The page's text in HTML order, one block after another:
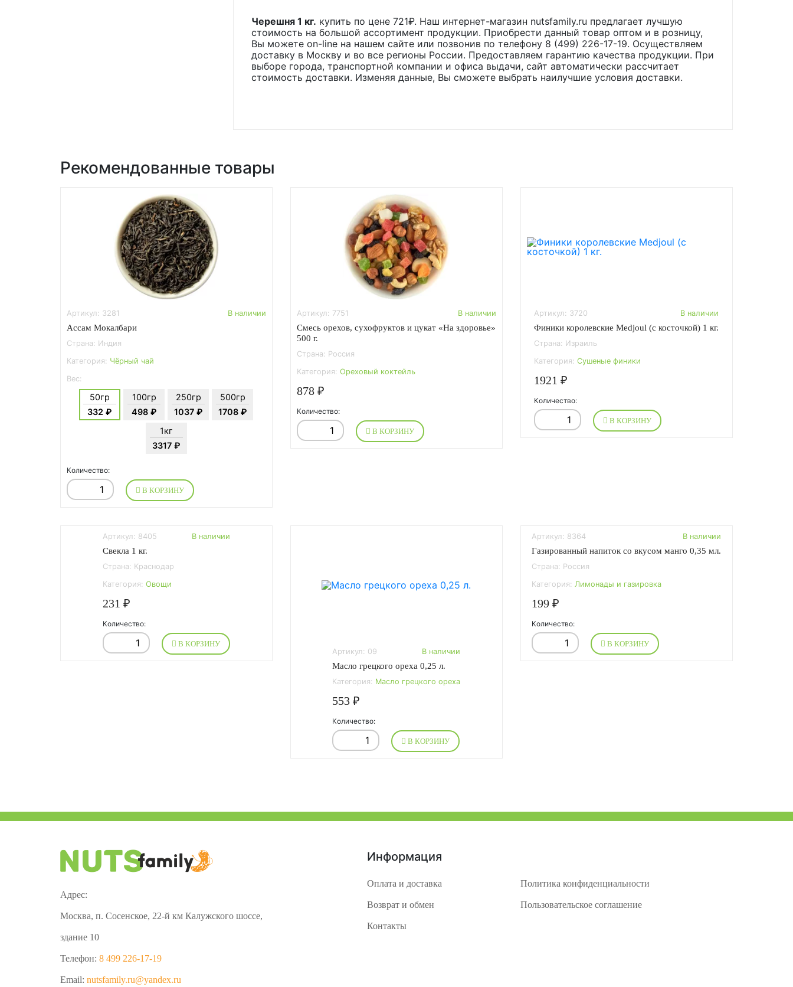
Черешня 1 кг. купить по цене 721₽. Наш интернет-магазин nutsfamily.ru предлагает лучшую
стоимость на большой ассортимент продукции. Приобрести данный товар оптом и в розницу,
Вы можете on-line на нашем сайте или позвонив по телефону 8 (499) 226-17-19. Осуществляем
доставку в Москву и во все регионы России. Предоставляем гарантию качества продукции. При
выборе города, транспортной компании и офиса выдачи, сайт автоматически рассчитает
стоимость доставки. Изменяя данные, Вы сможете выбрать наилучшие условия доставки.
Рекомендованные товары
Артикул: 3281 В наличии
Ассам Мокалбари
Страна: Индия
Категория: Чёрный чай
Вес:
50гр
332 ₽
100гр
498 ₽
250гр
1037 ₽
500гр
1708 ₽
1кг
3317 ₽
Количество:
В КОРЗИНУ
Артикул: 7751 В наличии
Смесь орехов, сухофруктов и цукат «На здоровье»
500 г.
Страна: Россия
Категория: Ореховый коктейль
878 ₽
Количество:
В КОРЗИНУ
Артикул: 3720 В наличии
Финики королевские Medjoul (с косточкой) 1 кг.
Страна: Израиль
Категория:Сушеные финики
1921 ₽
Количество:
В КОРЗИНУ
Артикул: 8405 В наличии
Свекла 1 кг.
Страна: Краснодар
Категория: Овощи
231 ₽
Количество:
В КОРЗИНУ
Артикул: 09
В наличии
Масло грецкого ореха 0,25 л.
Категория: Масло грецкого ореха
553 ₽
Количество:
В КОРЗИНУ
Артикул: 8364 В наличии
Газированный напиток со вкусом манго 0,35 мл.
Страна: Россия
Категория:Лимонады и газировка
199 ₽
Количество:
В КОРЗИНУ
Адрес:
Москва, п. Сосенское, 22-й км Калужского шоссе,
здание 10
Телефон: 8 499 226-17-19
Email: nutsfamily.ru@yandex.ru
Информация
Оплата и доставка
Возврат и обмен
Контакты
Политика конфиденциальности
Пользовательское соглашение